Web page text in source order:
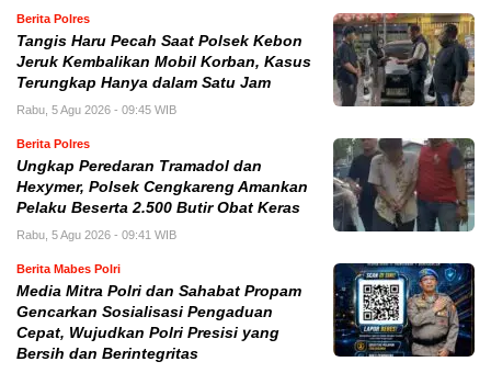
Berita Polres
Tangis Haru Pecah Saat Polsek Kebon
Jeruk Kembalikan Mobil Korban, Kasus
Terungkap Hanya dalam Satu Jam
Rabu, 5 Agu 2026 - 09:45 WIB
Berita Polres
Ungkap Peredaran Tramadol dan
Hexymer, Polsek Cengkareng Amankan
Pelaku Beserta 2.500 Butir Obat Keras
Rabu, 5 Agu 2026 - 09:41 WIB
Berita Mabes Polri
Media Mitra Polri dan Sahabat Propam
Gencarkan Sosialisasi Pengaduan
Cepat, Wujudkan Polri Presisi yang
Bersih dan Berintegritas